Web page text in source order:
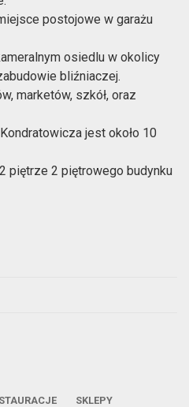
postojowe w garażu
osiedlu w okolicy
bliźniaczej.
marketów, szkół, oraz
jest około 10
piętrze 2 piętrowego budynku
SKLEPY